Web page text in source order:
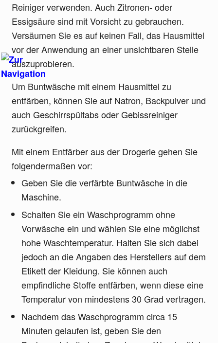
Reiniger verwenden. Auch Zitronen- oder
Essigsäure sind mit Vorsicht zu gebrauchen.
Versäumen Sie es auf keinen Fall, das Hausmittel
vor der Anwendung an einer unsichtbaren Stelle
auszuprobieren.
Um Buntwäsche mit einem Hausmittel zu
entfärben, können Sie auf Natron, Backpulver und
auch Geschirrspültabs oder Gebissreiniger
zurückgreifen.
Mit einem Entfärber aus der Drogerie gehen Sie
folgendermaßen vor:
Geben Sie die verfärbte Buntwäsche in die
Maschine.
Schalten Sie ein Waschprogramm ohne
Vorwäsche ein und wählen Sie eine möglichst
hohe Waschtemperatur. Halten Sie sich dabei
jedoch an die Angaben des Herstellers auf dem
Etikett der Kleidung. Sie können auch
empfindliche Stoffe entfärben, wenn diese eine
Temperatur von mindestens 30 Grad vertragen.
Nachdem das Waschprogramm circa 15
Minuten gelaufen ist, geben Sie den